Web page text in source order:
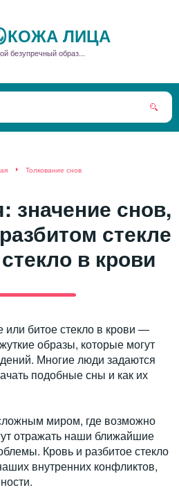
ЛИЦА
безупречный образ...
Толкование снов
значение снов,
стекле
в крови
или битое стекло в крови —
образы, которые могут
Многие люди задаются
подобные сны и как их
миром, где возможно
отражать наши ближайшие
Кровь и разбитое стекло
внутренних конфликтов,